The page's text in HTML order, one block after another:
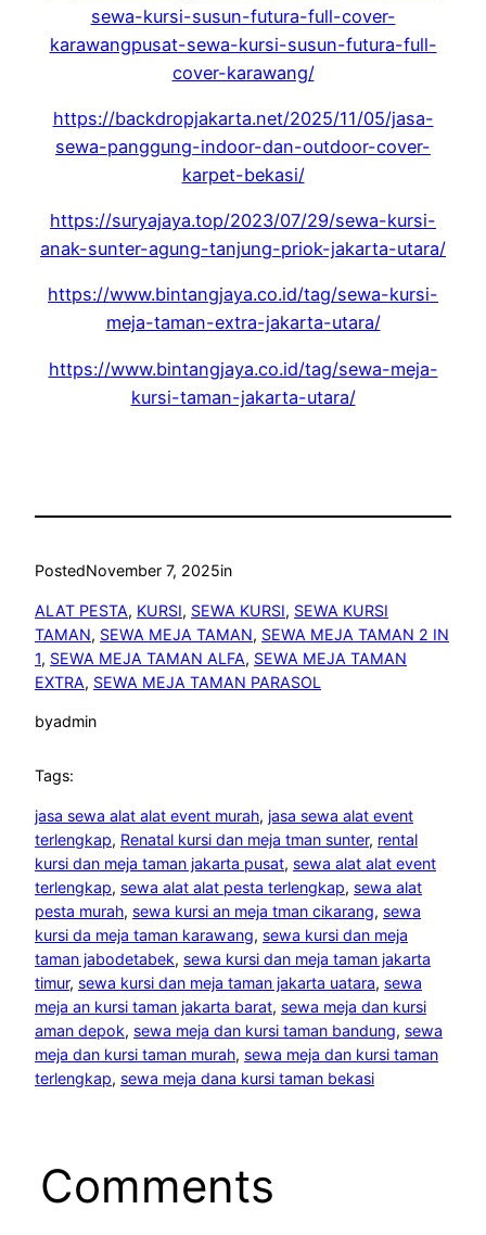
sewa-kursi-susun-futura-full-cover-
karawangpusat-sewa-kursi-susun-futura-full-
cover-karawang/
https://backdropjakarta.net/2025/11/05/jasa-
sewa-panggung-indoor-dan-outdoor-cover-
karpet-bekasi/
https://suryajaya.top/2023/07/29/sewa-kursi-
anak-sunter-agung-tanjung-priok-jakarta-utara/
https://www.bintangjaya.co.id/tag/sewa-kursi-
meja-taman-extra-jakarta-utara/
https://www.bintangjaya.co.id/tag/sewa-meja-
kursi-taman-jakarta-utara/
PostedNovember 7, 2025in
ALAT PESTA, KURSI, SEWA KURSI, SEWA KURSI
TAMAN, SEWA MEJA TAMAN, SEWA MEJA TAMAN 2 IN
1, SEWA MEJA TAMAN ALFA, SEWA MEJA TAMAN
EXTRA, SEWA MEJA TAMAN PARASOL
byadmin
Tags:
jasa sewa alat alat event murah, jasa sewa alat event
terlengkap, Renatal kursi dan meja tman sunter, rental
kursi dan meja taman jakarta pusat, sewa alat alat event
terlengkap, sewa alat alat pesta terlengkap, sewa alat
pesta murah, sewa kursi an meja tman cikarang, sewa
kursi da meja taman karawang, sewa kursi dan meja
taman jabodetabek, sewa kursi dan meja taman jakarta
timur, sewa kursi dan meja taman jakarta uatara, sewa
meja an kursi taman jakarta barat, sewa meja dan kursi
aman depok, sewa meja dan kursi taman bandung, sewa
meja dan kursi taman murah, sewa meja dan kursi taman
terlengkap, sewa meja dana kursi taman bekasi
Comments